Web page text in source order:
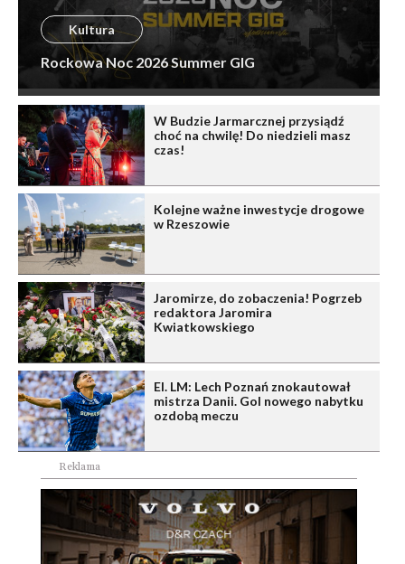
Kultura
Rockowa Noc 2026 Summer GIG
W Budzie Jarmarcznej przysiądź
choć na chwilę! Do niedzieli masz
czas!
Kolejne ważne inwestycje drogowe
w Rzeszowie
Jaromirze, do zobaczenia! Pogrzeb
redaktora Jaromira
Kwiatkowskiego
El. LM: Lech Poznań znokautował
mistrza Danii. Gol nowego nabytku
ozdobą meczu
Reklama